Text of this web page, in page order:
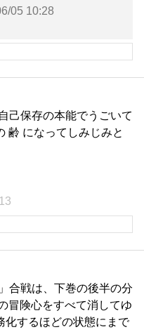
05 10:28
己保存の本能でうごいて
齢 になってしみじみと
合戦は、下巻の後半の分
冒険心をすべて消してゆ
化するほどの状態にまで